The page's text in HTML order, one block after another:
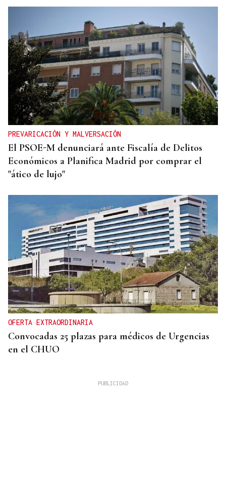
PREVARICACIÓN Y MALVERSACIÓN
El PSOE-M denunciará ante Fiscalía de Delitos
Económicos a Planifica Madrid por comprar el
"ático de lujo"
OFERTA EXTRAORDINARIA
Convocadas 25 plazas para médicos de Urgencias
en el CHUO